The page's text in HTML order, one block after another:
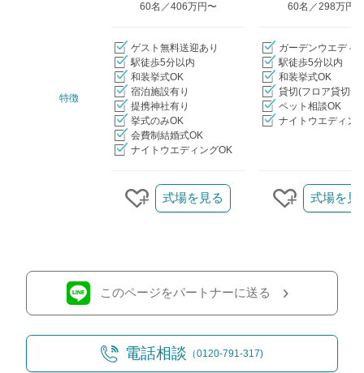
60名／406万円〜
60名／298万円〜
特徴
ゲスト無料送迎あり
駅徒歩5分以内
和装挙式OK
宿泊施設有り
提携神社有り
挙式のみOK
会費制結婚式OK
ナイトウエディングOK
ガーデンウエディ
駅徒歩5分以内
和装挙式OK
貸切(フロア貸切含
ペット相談OK
ナイトウエディン
クリップする
式場を見る
クリップす
式場を見
このページをパートナーに送る
電話相談 （0120-791-317)